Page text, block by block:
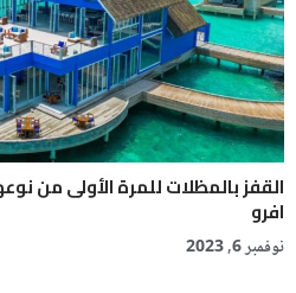
القفز بالمظلات للمرة الأولى من
افرو
نوفمبر 6, 2023